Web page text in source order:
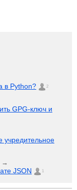
в Python? 2
GPG-ключ и
→
JSON 1